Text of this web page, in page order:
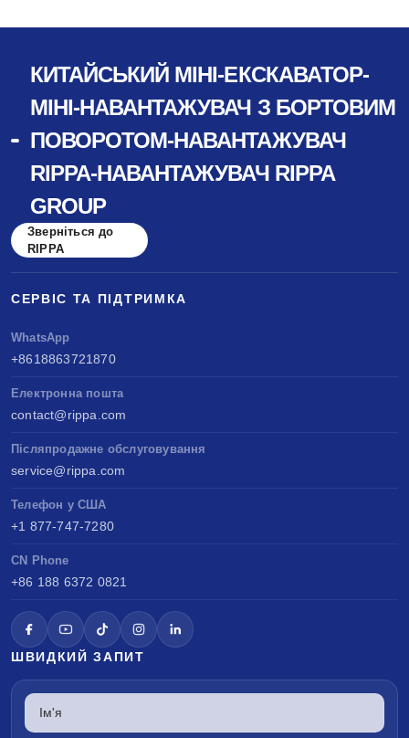
КИТАЙСЬКИЙ МІНІ-ЕКСКАВАТОР-
МІНІ-НАВАНТАЖУВАЧ З БОРТОВИМ
ПОВОРОТОМ-НАВАНТАЖУВАЧ
RIPPA-НАВАНТАЖУВАЧ RIPPA
GROUP
Зверніться до
RIPPA
СЕРВІС ТА ПІДТРИМКА
WhatsApp
+8618863721870
Електронна пошта
contact@rippa.com
Післяпродажне обслуговування
service@rippa.com
Телефон у США
+1 877-747-7280
CN Phone
+86 188 6372 0821
ШВИДКИЙ ЗАПИТ